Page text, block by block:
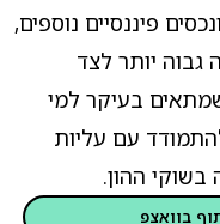
פיננסיים נוספים,
גבוה יותר לצד
בעיקר למי
עם עליות
ההון.
בוואצפ